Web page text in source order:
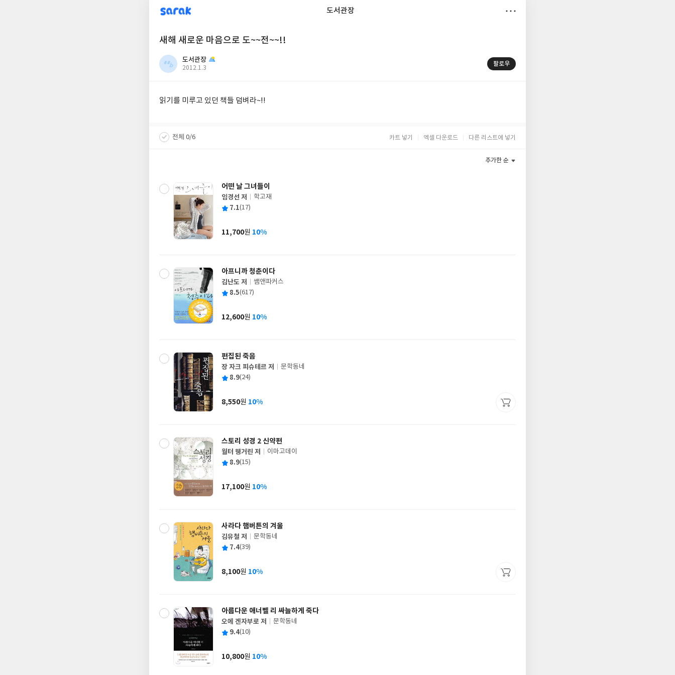
sarak 도서관장
새해 새로운 마음으로 도~~전~~!!
도서관장
작
2012.1.3
팔로우
읽기를 미루고 있던 책들 덤벼라~!!
전체 0/6 카트 넣기 엑셀 다운로드 다른 리스트에 넣기
추가한 순
어떤 날 그녀들이
글
쓴
임경선 저
출
사
학고재
평 7.1(17)
가
11,700원 10%
아프니까 청춘이다
글
쓴
김난도 저
출
사
쌤앤파커스
평 8.5(617)
가
12,600원 10%
편집된 죽음
글
쓴
장 자크 피슈테르 저
출
사
문학동네
평 8.9(24)
가
8,550원 10%
스토리 성경 2 신약편
글
쓴
월터 웽거린 저
출
사
이마고데이
평 8.9(15)
가
17,100원 10%
사라다 햄버튼의 겨울
글
쓴
김유철 저
출
사
문학동네
평 7.4(39)
가
8,100원 10%
아름다운 애너벨 리 싸늘하게 죽다
글
쓴
오에 겐자부로 저
출
사
문학동네
평 9.4(10)
가
10,800원 10%